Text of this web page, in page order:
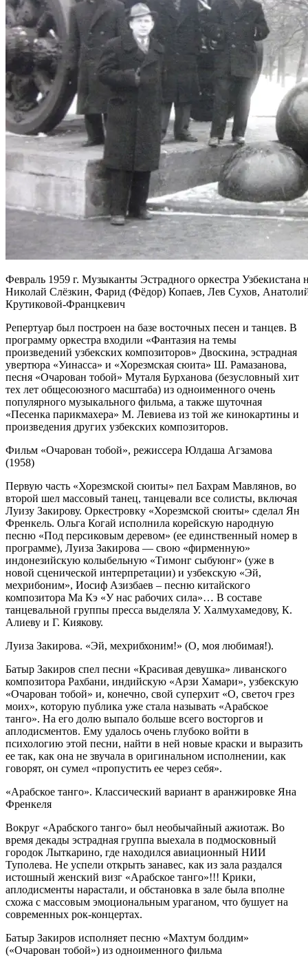
Февраль 1959 г. Музыканты Эстрадного оркестра
Николай Слёзкин, Фарид (Фёдор) Копаев, Лев Сухов,
Крутиковой-Францкевич
Репертуар был построен на базе восточных песен и танцев. В
программу оркестра входили «Фантазия на темы
произведений узбекских композиторов» Двоскина, эстрадная
увертюра «Уинасса» и «Хорезмская сюита» Ш. Рамазанова,
песня «Очарован тобой» Муталя Бурханова (безусловный хит
тех лет общесоюзного масштаба) из одноименного очень
популярного музыкального фильма, а также шуточная
«Песенка парикмахера» М. Левиева из той же кинокартины и
произведения других узбекских композиторов.
Фильм «Очарован тобой», режиссера Юлдаша Агзамова
(1958)
Первую часть «Хорезмской сюиты» пел Бахрам Мавлянов, во
второй шел массовый танец, танцевали все солисты, включая
Луизу Закирову. Оркестровку «Хорезмской сюиты» сделал Ян
Френкель. Ольга Когай исполнила корейскую народную
песню «Под персиковым деревом» (ее единственный номер в
программе), Луиза Закирова — свою «фирменную»
индонезийскую колыбельную «Тимонг сыбуюнг» (уже в
новой сценической интерпретации) и узбекскую «Эй,
мехрибоним», Иосиф Азизбаев – песню китайского
композитора Ма Кэ «У нас рабочих сила»… В составе
танцевальной группы пресса выделяла У. Халмухамедову, К.
Алиеву и Г. Киякову.
Луиза Закирова. «Эй, мехрибхоним!» (О, моя любимая!).
Батыр Закиров спел песни «Красивая девушка» ливанского
композитора Рахбани, индийскую «Арзи Хамари», узбекскую
«Очарован тобой» и, конечно, свой суперхит «О, светоч грез
моих», которую публика уже стала называть «Арабское
танго». На его долю выпало больше всего восторгов и
аплодисментов. Ему удалось очень глубоко войти в
психологию этой песни, найти в ней новые краски и выразить
ее так, как она не звучала в оригинальном исполнении, как
говорят, он сумел «пропустить ее через себя».
«Арабское танго». Классический вариант в аранжировке Яна
Френкеля
Вокруг «Арабского танго» был необычайный ажиотаж. Во
время декады эстрадная группа выехала в подмосковный
городок Лыткарино, где находился авиационный НИИ
Туполева. Не успели открыть занавес, как из зала раздался
истошный женский визг «Арабское танго»!!! Крики,
аплодисменты нарастали, и обстановка в зале была вполне
схожа с массовым эмоциональным ураганом, что бушует на
современных рок-концертах.
Батыр Закиров исполняет песню «Махтум болдим»
(«Очарован тобой») из одноименного фильма